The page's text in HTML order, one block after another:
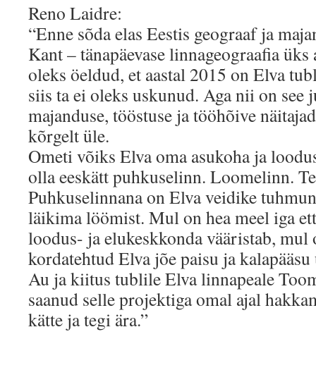
Reno Laidre:
“Enne sõda elas Eestis geograaf ja
Kant – tänapäevase linnageograafia
oleks öeldud, et aastal 2015 on Elva
siis ta ei oleks uskunud. Aga nii on see
majanduse, tööstuse ja tööhõive
kõrgelt üle.
Ometi võiks Elva oma asukoha ja
olla eeskätt puhkuselinn. Loomelinn.
Puhkuselinnana on Elva veidike
läikima löömist. Mul on hea meel iga
loodus- ja elukeskkonda vääristab, mul
kordatehtud Elva jõe paisu ja kalapääsu
Au ja kiitus tublile Elva linnapeale
saanud selle projektiga omal ajal
kätte ja tegi ära.”